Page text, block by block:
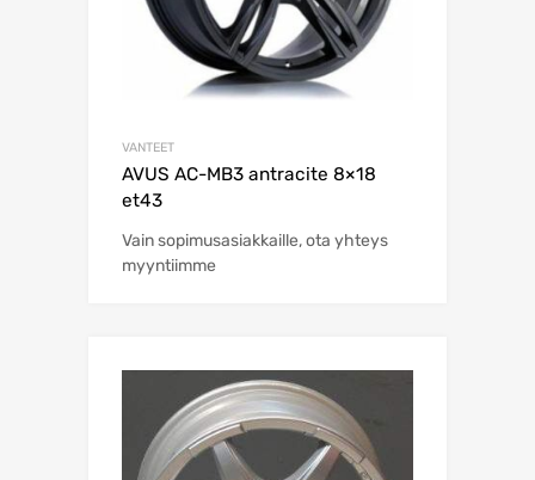
VANTEET
AVUS AC-MB3 antracite 8×18
et43
Vain sopimusasiakkaille, ota yhteys
myyntiimme